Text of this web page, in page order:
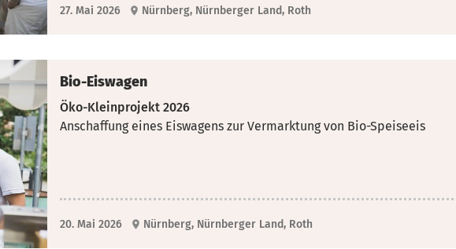
27. Mai 2026 Nürnberg, Nürnberger Land, Roth
Bio-Eiswagen
Öko-Kleinprojekt 2026
Anschaffung eines Eiswagens zur Vermarktung von Bio-Speiseeis
20. Mai 2026 Nürnberg, Nürnberger Land, Roth